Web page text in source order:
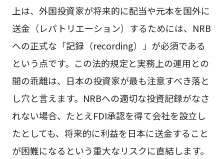
上は、外国投資家が将来的に配当や元本を国外に
送金（レパトリエーション）するためには、NRB
への正式な「記録（recording）」が必須である
という点です。この法的規定と実務上の運用との
間の乖離は、日本の投資家が最も注意すべき落と
し穴と言えます。NRBへの適切な投資記録がなさ
れない場合、たとえFDI承認を得て会社を設立し
たとしても、将来的に利益を日本に送金すること
が困難になるという重大なリスクに直結します。